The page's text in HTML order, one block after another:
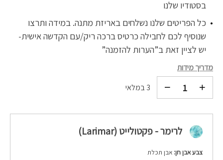
בסטודיו שלנו
כל הפריטים שלנו נשלחים באריזת מתנה. במידה ותרצו
שנוסיף לכם לחבילה כרטיס ברכה ריק/עם הקדשה אישית-
יש לציין זאת ב”הערות להזמנה”
מדריך מידות
3 במלאי
לרימר - פקטולייט (Larimar)
צבע אבן חן: אבן תכלת